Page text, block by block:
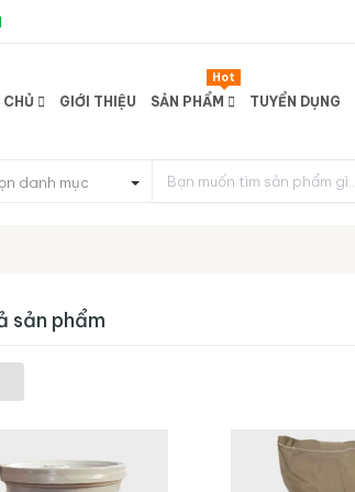
GIỚI THIỆU SẢN PHẨM
Hot
TUYỂN DỤNG
danh mục
sản phẩm